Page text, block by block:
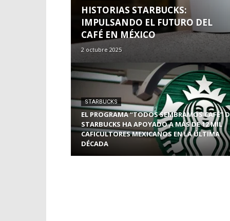
HISTORIAS STARBUCKS:
IMPULSANDO EL FUTURO DEL
CAFÉ EN MÉXICO
2 octubre 2025
STARBUCKS
EL PROGRAMA “TODOS SEMBRAMOS CAFÉ”
STARBUCKS HA APOYADO A MÁS DE 12 MIL
CAFICULTORES MEXICANOS EN LA ÚLTIMA
DÉCADA